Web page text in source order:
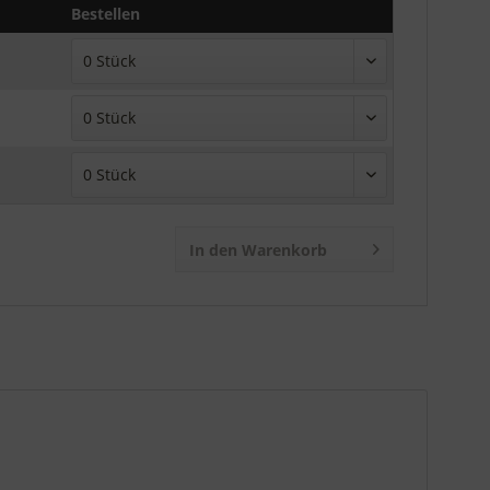
Bestellen
In den Warenkorb